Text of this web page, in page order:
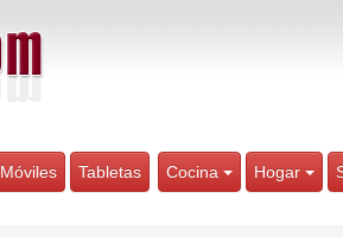
Móviles Tabletas Cocina Hogar